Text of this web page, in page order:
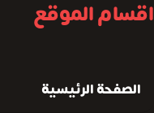
اقسام الموقع
الصفحة الرئيسية